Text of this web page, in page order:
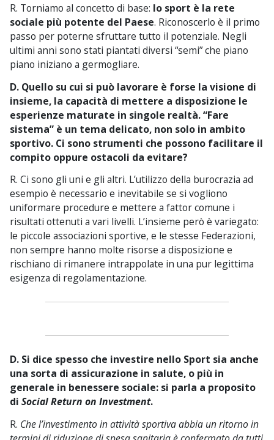
R. Torniamo al concetto di base: lo sport è la rete
sociale più potente del Paese. Riconoscerlo è il primo
passo per poterne sfruttare tutto il potenziale. Negli
ultimi anni sono stati piantati diversi “semi” che piano
piano iniziano a germogliare.
D. Quello su cui si può lavorare è forse la visione di
insieme, la capacità di mettere a disposizione le
esperienze maturate in singole realtà. “Fare
sistema” è un tema delicato, non solo in ambito
sportivo. Ci sono strumenti che possono facilitare il
compito oppure ostacoli da evitare?
R. Ci sono gli uni e gli altri. L’utilizzo della burocrazia ad
esempio è necessario e inevitabile se si vogliono
uniformare procedure e mettere a fattor comune i
risultati ottenuti a vari livelli. L’insieme però è variegato:
le piccole associazioni sportive, e le stesse Federazioni,
non sempre hanno molte risorse a disposizione e
rischiano di rimanere intrappolate in una pur legittima
esigenza di regolamentazione.
D. Si dice spesso che investire nello Sport sia anche
una sorta di assicurazione in salute, o più in
generale in benessere sociale: si parla a proposito
di Social Return on Investment.
R. Che l’investimento in attività sportiva abbia un ritorno in